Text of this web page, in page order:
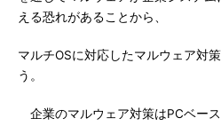
える恐れがあることから、
マルチOSに対応したマルウェア対
う。
企業のマルウェア対策はPCベー